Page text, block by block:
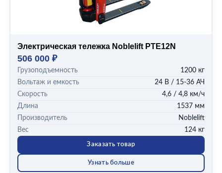
Электрическая тележка Noblelift PTE12N
506 000 ₽
Грузоподъемность
1200 кг
Вольтаж и емкость
24 В / 15-36 АЧ
Скорость
4,6 / 4,8 км/ч
Длина
1537 мм
Производитель
Noblelift
Вес
124 кг
Заказать товар
Узнать больше